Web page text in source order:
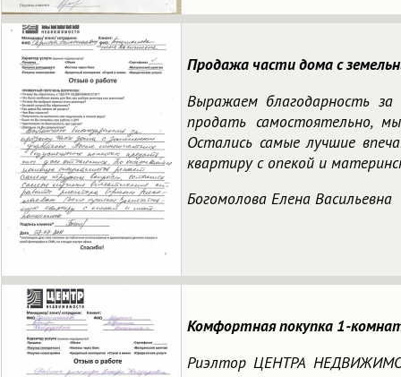
Продажа части дома с
Выражаем благодарность
продать самостоятельно,
Остались самые лучшие
квартиру с опекой и
Богомолова Елена Васильевна
Комфортная покупка 1-
Риэлтор ЦЕНТРА